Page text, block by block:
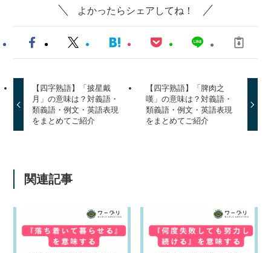
よかったらシェアしてね！
【四字熟語】「披星戴
月」の意味は？対義語・
類義語・例文・英語表現
をまとめてご紹介
【四字熟語】「脾肉之
嘆」の意味は？対義語・
類義語・例文・英語表現
をまとめてご紹介
関連記事